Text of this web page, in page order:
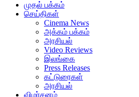
முதல் பக்கம்
செய்திகள்
Cinema News
அக்கம் பக்கம்
அரசியல்
Video Reviews
இலங்கை
Press Releases
கட்டுரைகள்
அரசியல்
விமர்சனம்